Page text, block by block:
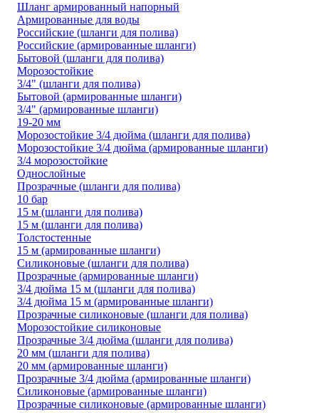
Шланг армированный напорный
Армированные для воды
Российские (шланги для полива)
Российские (армированные шланги)
Бытовой (шланги для полива)
Морозостойкие
3/4" (шланги для полива)
Бытовой (армированные шланги)
3/4" (армированные шланги)
19-20 мм
Морозостойкие 3/4 дюйма (шланги для полива)
Морозостойкие 3/4 дюйма (армированные шланги)
3/4 морозостойкие
Однослойные
Прозрачные (шланги для полива)
10 бар
15 м (шланги для полива)
15 м (шланги для полива)
Толстостенные
15 м (армированные шланги)
Силиконовые (шланги для полива)
Прозрачные (армированные шланги)
3/4 дюйма 15 м (шланги для полива)
3/4 дюйма 15 м (армированные шланги)
Прозрачные силиконовые (шланги для полива)
Морозостойкие силиконовые
Прозрачные 3/4 дюйма (шланги для полива)
20 мм (шланги для полива)
20 мм (армированные шланги)
Прозрачные 3/4 дюйма (армированные шланги)
Силиконовые (армированные шланги)
Прозрачные силиконовые (армированные шланги)